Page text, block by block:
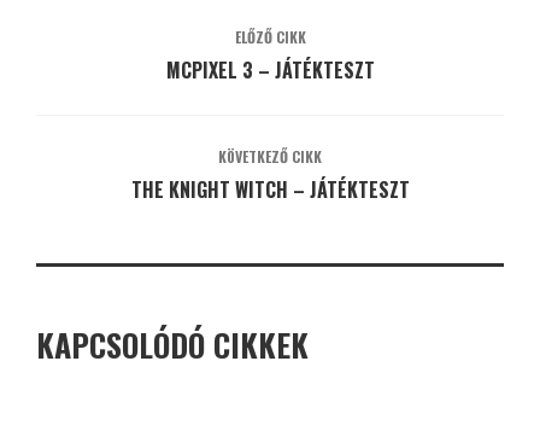
ELŐZŐ CIKK
MCPIXEL 3 – JÁTÉKTESZT
KÖVETKEZŐ CIKK
THE KNIGHT WITCH – JÁTÉKTESZT
KAPCSOLÓDÓ CIKKEK